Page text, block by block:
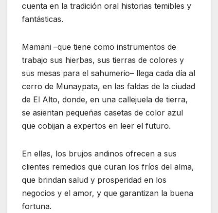
cuenta en la tradición oral historias temibles y
fantásticas.
Mamani –que tiene como instrumentos de
trabajo sus hierbas, sus tierras de colores y
sus mesas para el sahumerio– llega cada día al
cerro de Munaypata, en las faldas de la ciudad
de El Alto, donde, en una callejuela de tierra,
se asientan pequeñas casetas de color azul
que cobijan a expertos en leer el futuro.
En ellas, los brujos andinos ofrecen a sus
clientes remedios que curan los fríos del alma,
que brindan salud y prosperidad en los
negocios y el amor, y que garantizan la buena
fortuna.